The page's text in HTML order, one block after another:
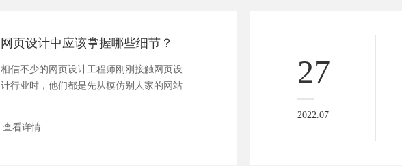
网页设计中应该掌握哪些细节？
相信不少的网页设计工程师刚刚接触网页设
计行业时，他们都是先从模仿别人家的网站
查看详情
27
2022.07